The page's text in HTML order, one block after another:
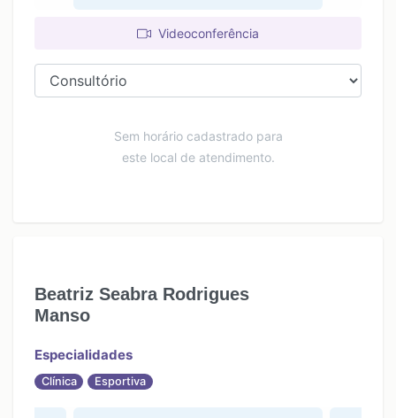
Videoconferência
Sem horário cadastrado para
este local de atendimento.
Beatriz Seabra Rodrigues
Manso
Especialidades
Clínica Esportiva